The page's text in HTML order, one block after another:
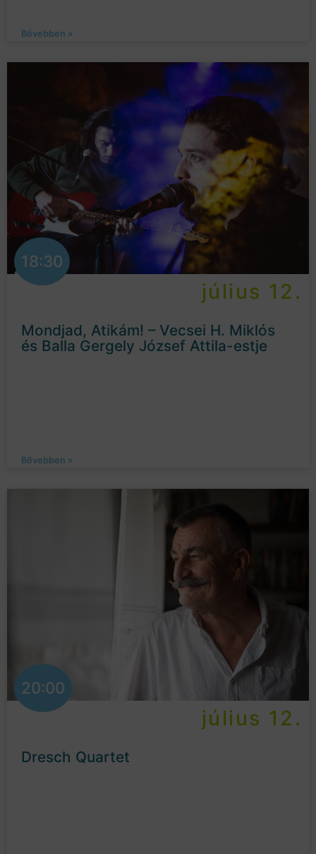
Bővebben »
18:30
július 12.
Mondjad, Atikám! – Vecsei H. Miklós
és Balla Gergely József Attila-estje
Bővebben »
20:00
július 12.
Dresch Quartet